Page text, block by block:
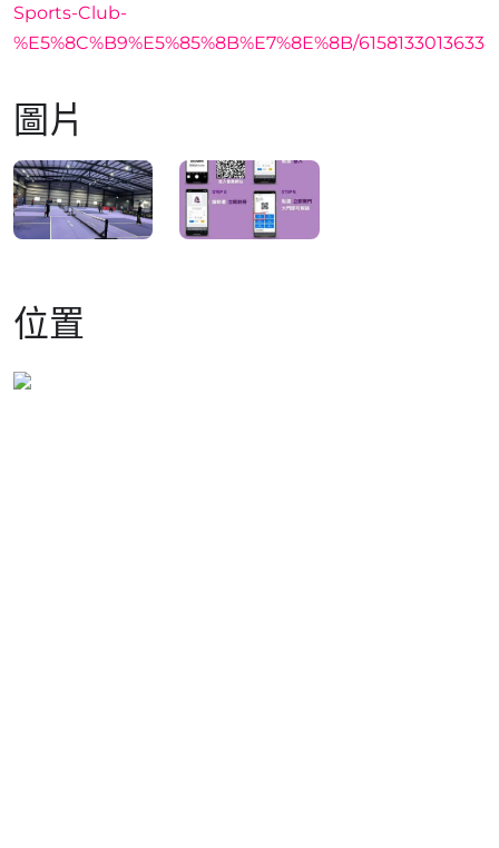
Sports-Club-
%E5%8C%B9%E5%85%8B%E7%8E%8B/
圖片
位置